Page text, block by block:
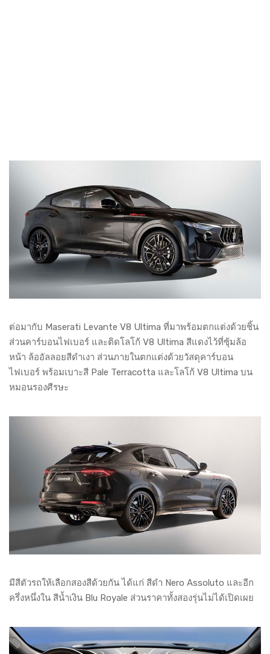
ต่อมากับ Maserati Levante V8 Ultima ที่มาพร้อมตกแต่งด้วยชิ้น
ส่วนคาร์บอนไฟเบอร์ และติดโลโก้ V8 Ultima สีแดงไว้ที่ซุ้มล้อ
หน้า ล้ออัลลอยสีดำเงา ส่วนภายในตกแต่งด้วยวัสดุคาร์บอน
ไฟเบอร์ พร้อมเบาะสี Pale Terracotta และโลโก้ V8 Ultima บน
หมอนรองศีรษะ
มีสีตัวรถให้เลือกสองสีด้วยกัน ได้แก่ สีดำ Nero Assoluto และอีก
ครึ่งหนึ่งใน สีน้ำเงิน Blu Royale ส่วนราคาทั้งสองรุ่นไม่ได้เปิดเผย